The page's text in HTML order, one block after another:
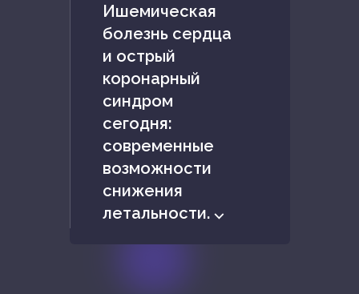
Ишемическая
болезнь сердца
и острый
коронарный
синдром
сегодня:
современные
возможности
снижения
летальности. ⌵